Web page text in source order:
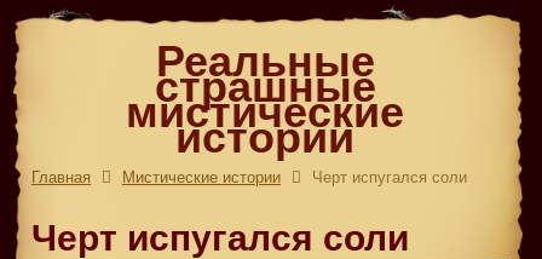
Реальные
страшные
мистические
истории
Главная Мистические истории Черт испугался соли
Черт испугался соли